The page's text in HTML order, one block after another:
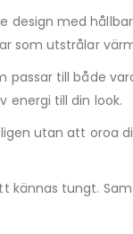
design med
som utstrålar
till både
energi till din look.
utan att oroa
tungt.